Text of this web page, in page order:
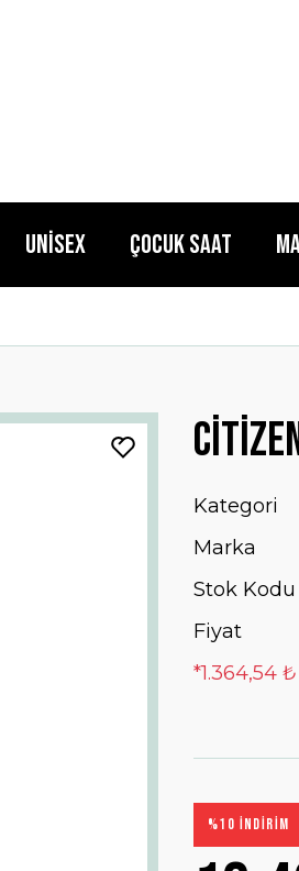
Unisex Çocuk Saat
Kategori
Marka
Stok Kodu
Fiyat
*1.364,54
%10 İNDİRİM